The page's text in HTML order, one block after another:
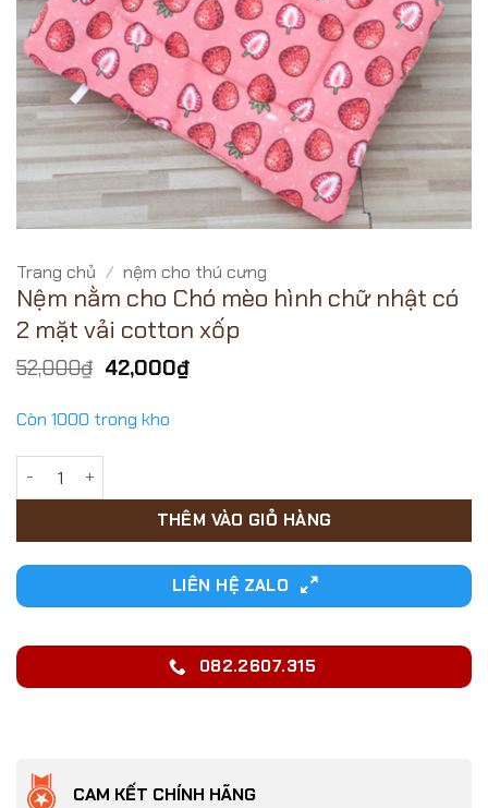
Trang chủ / nệm cho thú cưng
Nệm nằm cho Chó mèo hình chữ nhật có
2 mặt vải cotton xốp
52,000₫ Giá
gốc
52,000₫.
42,000₫Giá
Còn 1000 trong kho
THÊM VÀO GIỎ HÀNG
LIÊN HỆ ZALO
082.2607.315
CAM KẾT CHÍNH HÃNG